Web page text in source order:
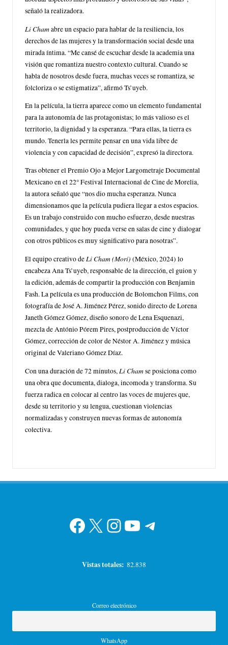
señaló la realizadora.
Li Chamabre un espacio para hablar de la resiliencia, los
derechos de las mujeres y la transformación social desde una
mirada íntima. “Me cansé de escuchar desde la academia una
visión que romantiza nuestro contexto cultural. Cuando se
habla de nosotros desde fuera, muchas veces se romantiza, se
folcloriza o se estigmatiza”, afirmó Ts’uyeb.
En la película, la tierra aparece como un elemento fundamental
para la autonomía de las protagonistas; lo más valioso es el
territorio, la dignidad y la esperanza. “Para ellas, la tierra es
mundo. Tenerla les permite pensar en una vida libre de
violencia y con capacidad de decisión”, expresó la directora.
Tras obtener el Premio Ojo a Mejor Largometraje Documental
Mexicano en el 22° Festival Internacional de Cine de Morelia,
la autora señaló que “nos dio mucha esperanza. Nunca
dimensionamos que la película pudiera llegar a estos espacios.
Es un trabajo construido con mucho esfuerzo, desde nuestras
comunidades, y que hoy pueda verse en salas de cine y dialogar
con otros públicos es muy significativo para nosotras”.
El equipo creativo de Li Cham (Morí) (México, 2024) lo
encabeza Ana Ts’uyeb, responsable de la dirección, el guion y
la edición, además de compartir la producción con Benjamin
Fash. La película es una producción de Bolomchon Films, con
fotografía de José A. Jiménez Pérez, sonido directo de Lorena
Janeth Gómez Gómez, diseño sonoro de Lena Esquenazi,
mezcla de António Pórem Pires, postproducción de Víctor
Gómez, corrección de color de Néstor A. Jiménez y música
original de Valeriano Gómez Díaz.
Con una duración de 72 minutos, Li Chamse posiciona como
una obra que documenta, dialoga, incomoda y transforma. Su
fuerza radica en colocar al centro las voces de mujeres que,
desde su territorio y su lengua, cuestionan violencias
normalizadas y construyen nuevas formas de autonomía
colectiva.
Facebook
X Instagram
YouTube
Telegram
Vistas totales: 82.838
Correo electrónico
WhatsApp